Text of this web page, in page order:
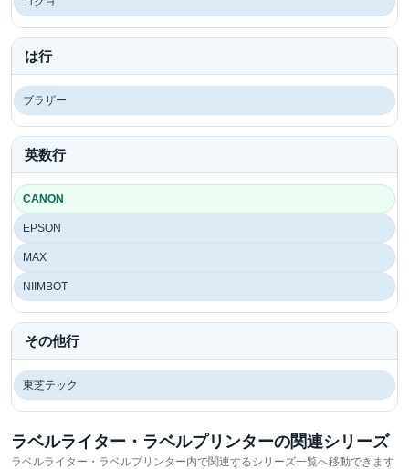
は行
ブラザー
英数行
CANON
EPSON
MAX
NIIMBOT
その他行
東芝テック
ラベルライター・ラベルプリンターの関連シリーズ
ラベルライター・ラベルプリンター内で関連するシリーズ一覧へ移動できます